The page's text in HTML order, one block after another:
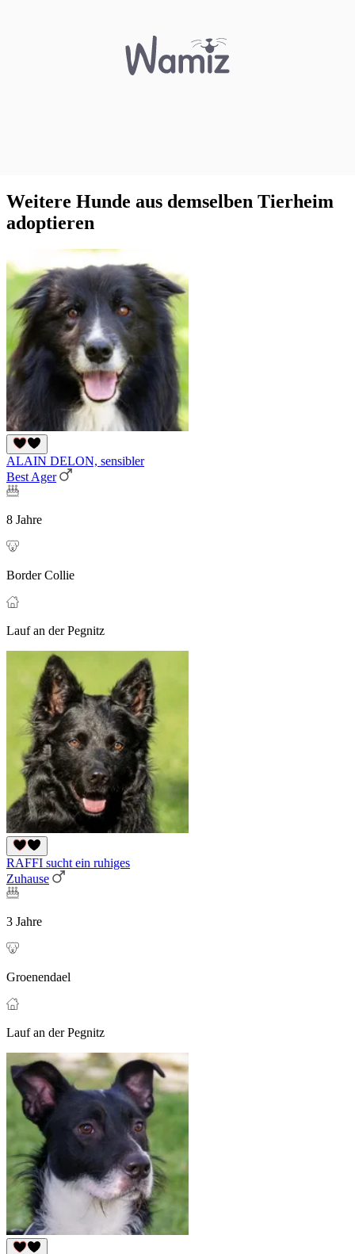
Weitere Hunde aus demselben Tierheim
adoptieren
ALAIN DELON, sensibler
Best Ager
8 Jahre
Border Collie
Lauf an der Pegnitz
RAFFI sucht ein ruhiges
Zuhause
3 Jahre
Groenendael
Lauf an der Pegnitz